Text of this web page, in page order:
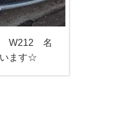
W212 名
ます☆